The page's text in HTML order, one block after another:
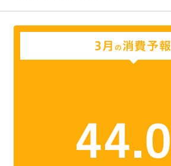
3月 の消費予報
44.0